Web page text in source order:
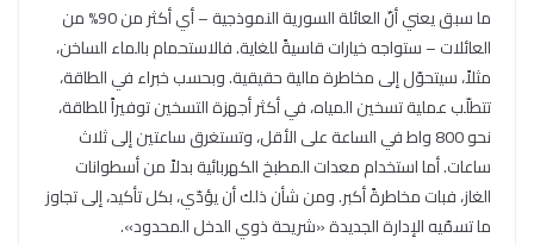
ما سبق يعني أنّ العائلة السورية النموذجية – أي أكثر من 90% من
العائلات – ستواجه خيارات قاسيةً للغاية. فالاستحمام بالماء الساخن،
مثلاً، سيتحوّل إلى مخاطرة مالية حقيقية. وبحسب خبراء في الطاقة،
تتطلّب عملية تسخين المياه، في أكثر أجهزة التسخين توفيراً للطاقة،
نحو 800 واط في الساعة على الأقل، وتستغرق ساعتين إلى ثلاث
ساعات. أما استخدام معدات المطبخ الكهربائية بدلاً من أسطوانات
الغاز، فبات مخاطرةً أكبر. ومن شأن ذلك أن يؤدّي، بكل تأكيد، إلى تجاوز
ما تسمّيه الإدارة الجديدة «شريحة ذوي الدخل المحدود».